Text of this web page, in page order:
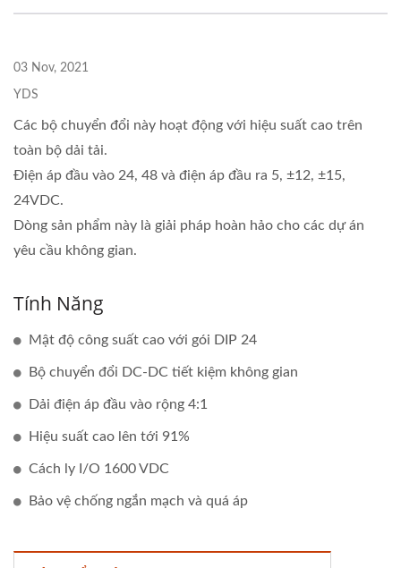
03 Nov, 2021
YDS
Các bộ chuyển đổi này hoạt động với hiệu suất cao trên
toàn bộ dải tải.
Điện áp đầu vào 24, 48 và điện áp đầu ra 5, ±12, ±15,
24VDC.
Dòng sản phẩm này là giải pháp hoàn hảo cho các dự án
yêu cầu không gian.
Tính Năng
Mật độ công suất cao với gói DIP 24
Bộ chuyển đổi DC-DC tiết kiệm không gian
Dải điện áp đầu vào rộng 4:1
Hiệu suất cao lên tới 91%
Cách ly I/O 1600 VDC
Bảo vệ chống ngắn mạch và quá áp